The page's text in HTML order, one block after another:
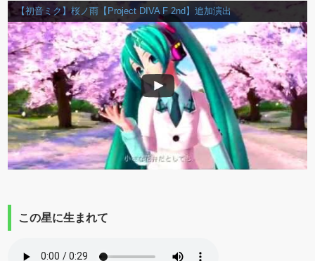
【初音ミク】桜ノ雨【Project DIVA F 2nd】追加演出
この星に生まれて